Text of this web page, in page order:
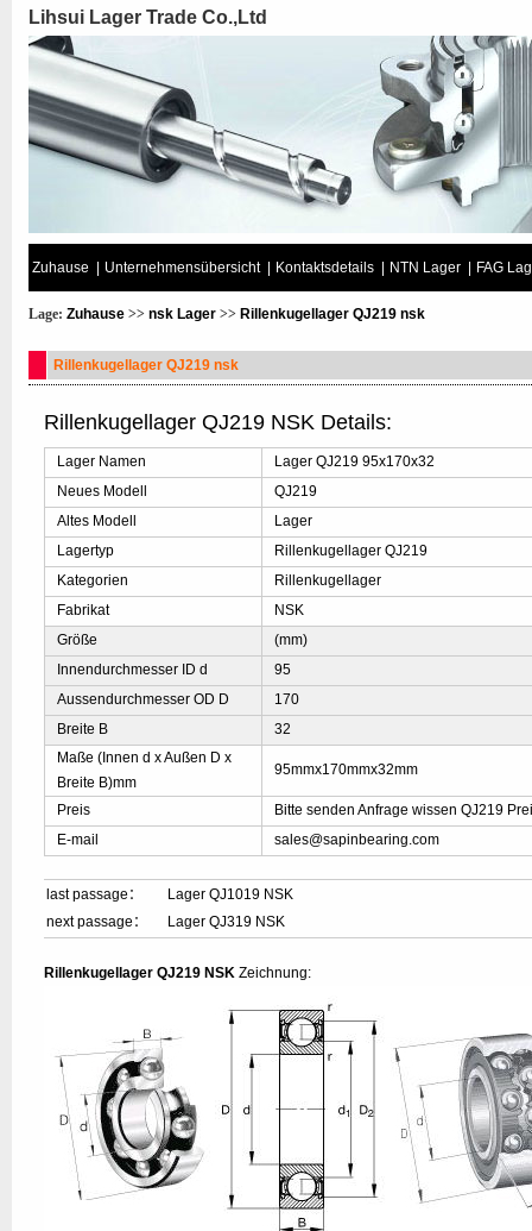
Lihsui Lager Trade Co.,Ltd
Zuhause Unternehmensübersicht Kontaktsdetails NTN Lager FAG
Lage: Zuhause >> nsk Lager >> Rillenkugellager QJ219 nsk
Rillenkugellager QJ219 nsk
Rillenkugellager QJ219 NSK Details:
Lager Namen
Lager QJ219 95x170x32
Neues Modell
QJ219
Altes Modell
Lager
Lagertyp
Rillenkugellager QJ219
Kategorien
Rillenkugellager
Fabrikat
NSK
Größe
(mm)
Innendurchmesser ID d
95
Aussendurchmesser OD D
170
Breite B
32
Maße (Innen d x Außen D x
Breite B)mm
95mmx170mmx32mm
Preis
Bitte senden Anfrage wissen QJ219
E-mail
sales@sapinbearing.com
last passage：
Lager QJ1019 NSK
next passage：
Lager QJ319 NSK
Rillenkugellager QJ219 NSK Zeichnung: